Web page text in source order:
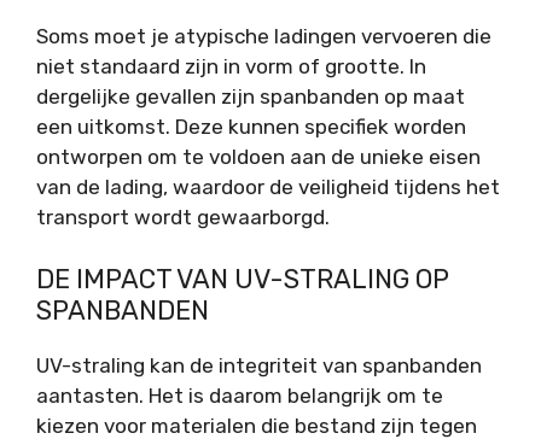
Soms moet je atypische ladingen vervoeren die
niet standaard zijn in vorm of grootte. In
dergelijke gevallen zijn spanbanden op maat
een uitkomst. Deze kunnen specifiek worden
ontworpen om te voldoen aan de unieke eisen
van de lading, waardoor de veiligheid tijdens het
transport wordt gewaarborgd.
DE IMPACT VAN UV-STRALING OP
SPANBANDEN
UV-straling kan de integriteit van spanbanden
aantasten. Het is daarom belangrijk om te
kiezen voor materialen die bestand zijn tegen